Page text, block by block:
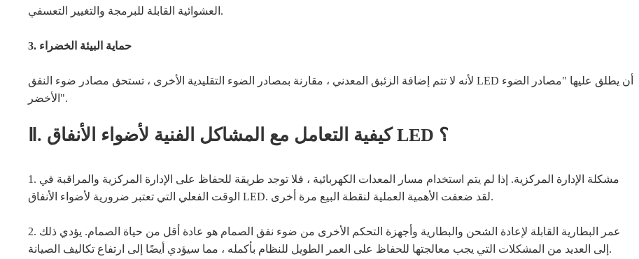
العشوائية القابلة للبرمجة والتغيير التعسفي.
3. حماية البيئة الخضراء
لأنه لا تتم إضافة الزئبق المعدني ، مقارنة بمصادر الضوء التقليدية الأخرى ، تستحق مصادر ضوء النفق LED أن يطلق عليها "مصادر الضوء
الأخضر".
Ⅱ. كيفية التعامل مع المشاكل الفنية لأضواء الأنفاق LED ؟
1. مشكلة الإدارة المركزية. إذا لم يتم استخدام مسار المعدات الكهربائية ، فلا توجد طريقة للحفاظ على الإدارة المركزية والمراقبة في
الوقت الفعلي التي تعتبر ضرورية لأضواء الأنفاق LED. لقد ضعفت الأهمية العملية لنقطة البيع مرة أخرى.
2. عمر البطارية القابلة لإعادة الشحن والبطارية وأجهزة التحكم الأخرى من ضوء نفق الصمام هو عادة أقل من حياة الصمام. يؤدي ذلك
إلى العديد من المشكلات التي يجب معالجتها للحفاظ على العمر الطويل للنظام بأكمله ، مما سيؤدي أيضًا إلى ارتفاع تكاليف الصيانة.